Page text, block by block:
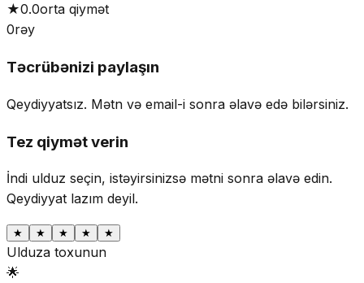
★0.0orta qiymət
0rəy
Təcrübənizi paylaşın
Qeydiyyatsız. Mətn və email-i sonra əlavə edə bilərsiniz.
Tez qiymət verin
İndi ulduz seçin, istəyirsinizsə mətni sonra əlavə edin.
Qeydiyyat lazım deyil.
★ ★ ★ ★ ★
Ulduza toxunun
🌟